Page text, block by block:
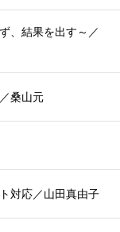
、結果を出す～／
桑山元
対応／山田真由子